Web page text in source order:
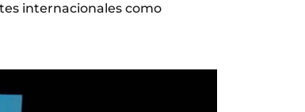
internacionales como